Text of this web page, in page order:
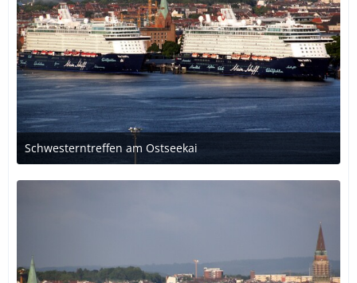
Schwesterntreffen am Ostseekai
1. November 2018 um 01:44